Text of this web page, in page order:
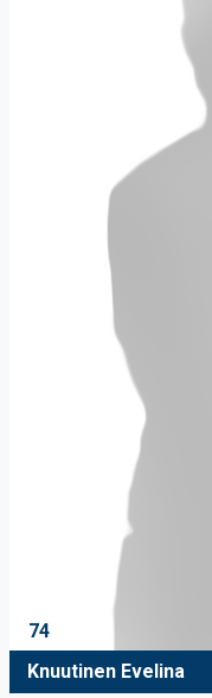
74
Knuutinen Evelina